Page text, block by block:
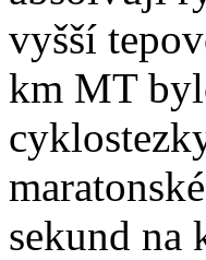
vyšší
km MT
sekund na